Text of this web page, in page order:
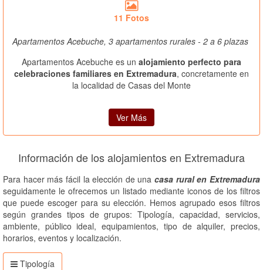
11 Fotos
Apartamentos Acebuche, 3 apartamentos rurales - 2 a 6 plazas
Apartamentos Acebuche es un alojamiento perfecto para
celebraciones familiares en Extremadura, concretamente en
la localidad de Casas del Monte
Ver Más
Información de los alojamientos en Extremadura
Para hacer más fácil la elección de unacasa rural en Extremadura
seguidamente le ofrecemos un listado mediante iconos de los filtros
que puede escoger para su elección. Hemos agrupado esos filtros
según grandes tipos de grupos: Tipología, capacidad, servicios,
ambiente, público ideal, equipamientos, tipo de alquiler, precios,
horarios, eventos y localización.
Tipología